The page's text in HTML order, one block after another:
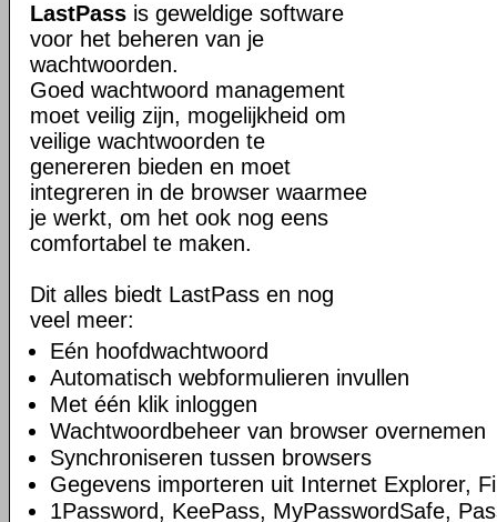
LastPass is geweldige software
voor het beheren van je
wachtwoorden.
Goed wachtwoord management
moet veilig zijn, mogelijkheid om
veilige wachtwoorden te
genereren bieden en moet
integreren in de browser waarmee
je werkt, om het ook nog eens
comfortabel te maken.
Dit alles biedt LastPass en nog
veel meer:
Eén hoofdwachtwoord
Automatisch webformulieren invullen
Met één klik inloggen
Wachtwoordbeheer van browser overnemen
Synchroniseren tussen browsers
Gegevens importeren uit Internet Explorer,
1Password, KeePass, MyPasswordSafe,